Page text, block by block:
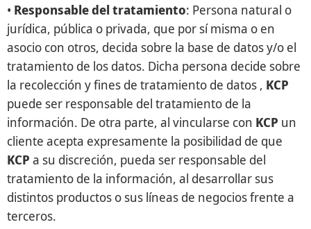
• Responsable del tratamiento: Persona natural o
jurídica, pública o privada, que por sí misma o en
asocio con otros, decida sobre la base de datos y/o el
tratamiento de los datos. Dicha persona decide sobre
la recolección y fines de tratamiento de datos , KCP
puede ser responsable del tratamiento de la
información. De otra parte, al vincularse con KCP un
cliente acepta expresamente la posibilidad de que
KCP a su discreción, pueda ser responsable del
tratamiento de la información, al desarrollar sus
distintos productos o sus líneas de negocios frente a
terceros.